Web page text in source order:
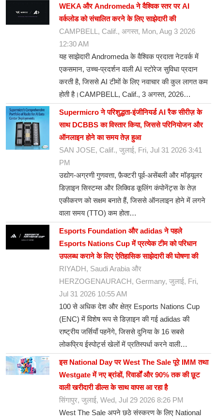
WEKA और Andromeda ने वैश्विक स्तर पर AI
वर्कलोड को संचालित करने के लिए साझेदारी की
CAMPBELL, Calif., अगस्त, Mon, Aug 3 2026
12:30 AM
यह साझेदारी Andromeda के वैश्विक प्रदाता नेटवर्क में
एकसमान, उच्च-प्रदर्शन वाली AI स्टोरेज सुविधा प्रदान
करती है, जिससे AI टीमों के लिए नवाचार की कुल लागत कम
होती है।CAMPBELL, Calif., 3 अगस्त, 2026…
Supermicro ने परिशुद्धता-इंजीनियर्ड AI रैक सीरीज़ के
साथ DCBBS का विस्तार किया, जिससे परिनियोजन और
ऑनलाइन होने का समय तेज़ हुआ
SAN JOSE, Calif., जुलाई, Fri, Jul 31 2026 3:41
PM
उद्योग-अग्रणी गुणवत्ता, फ़ैक्टरी पूर्व-असेंबली और मॉड्यूलर
डिज़ाइन सिस्टम्स और लिक्विड कूलिंग कंपोनेंट्स के तेज़
एकीकरण को सक्षम बनाते हैं, जिससे ऑनलाइन होने में लगने
वाला समय (TTO) कम होता…
Esports Foundation और adidas ने पहले
Esports Nations Cup में प्रत्येक टीम को परिधान
उपलब्ध कराने के लिए ऐतिहासिक साझेदारी की घोषणा की
RIYADH, Saudi Arabia और
HERZOGENAURACH, Germany, जुलाई, Fri,
Jul 31 2026 10:55 AM
100 से अधिक देश और क्षेत्र Esports Nations Cup
(ENC) में विशेष रूप से डिज़ाइन की गई adidas की
राष्ट्रीय जर्सियाँ पहनेंगे, जिससे दुनिया के 16 सबसे
लोकप्रिय ईस्पोर्ट्स खेलों में प्रतिस्पर्धा करने वाली…
इस National Day पर West The Sale पूरे IMM तथा
Westgate में नए ब्रांडों, रिवार्डों और 90% तक की छूट
वाली खरीदारी डील्स के साथ वापस आ रहा है
सिंगापुर, जुलाई, Wed, Jul 29 2026 8:26 PM
West The Sale अपने छठे संस्करण के लिए National